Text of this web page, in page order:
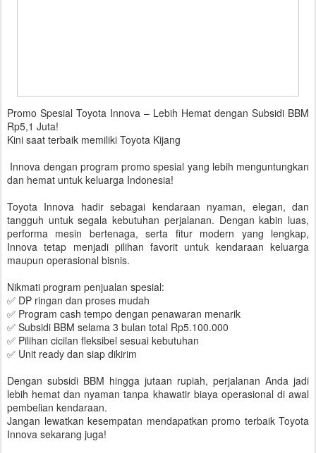
Promo Spesial Toyota Innova – Lebih Hemat dengan Subsidi BBM
Rp5,1 Juta!
Kini saat terbaik memiliki Toyota Kijang
Innova dengan program promo spesial yang lebih menguntungkan
dan hemat untuk keluarga Indonesia!
Toyota Innova hadir sebagai kendaraan nyaman, elegan, dan
tangguh untuk segala kebutuhan perjalanan. Dengan kabin luas,
performa mesin bertenaga, serta fitur modern yang lengkap,
Innova tetap menjadi pilihan favorit untuk kendaraan keluarga
maupun operasional bisnis.
Nikmati program penjualan spesial:
✅ DP ringan dan proses mudah
✅ Program cash tempo dengan penawaran menarik
✅ Subsidi BBM selama 3 bulan total Rp5.100.000
✅ Pilihan cicilan fleksibel sesuai kebutuhan
✅ Unit ready dan siap dikirim
Dengan subsidi BBM hingga jutaan rupiah, perjalanan Anda jadi
lebih hemat dan nyaman tanpa khawatir biaya operasional di awal
pembelian kendaraan.
Jangan lewatkan kesempatan mendapatkan promo terbaik Toyota
Innova sekarang juga!